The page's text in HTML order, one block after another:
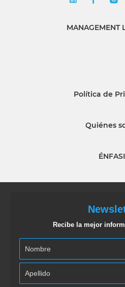
MANAGEMENT
Política de
Quiénes
Recibe la mejor